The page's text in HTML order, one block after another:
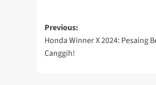
Previous:
Honda Winner X 2024: Pesaing
Canggih!